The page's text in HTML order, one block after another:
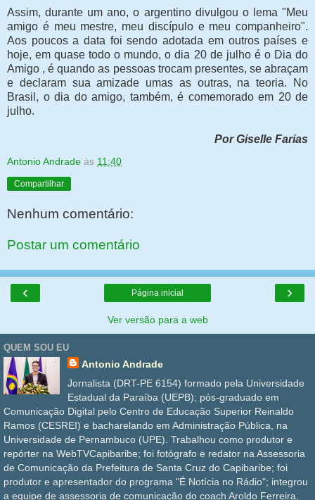
Assim, durante um ano, o argentino divulgou o lema "Meu
amigo é meu mestre, meu discípulo e meu companheiro".
Aos poucos a data foi sendo adotada em outros países e
hoje, em quase todo o mundo, o dia 20 de julho é o Dia do
Amigo , é quando as pessoas trocam presentes, se abraçam
e declaram sua amizade umas as outras, na teoria. No
Brasil, o dia do amigo, também, é comemorado em 20 de
julho.
Por Giselle Farias
Antonio Andrade às 11:40
Compartilhar
Nenhum comentário:
Postar um comentário
‹ ›
Página inicial
Ver versão para a web
QUEM SOU EU
Antonio Andrade
Jornalista (DRT-PE 6154) formado pela Universidade
Estadual da Paraíba (UEPB); pós-graduado em
Comunicação Digital pelo Centro de Educação Superior Reinaldo
Ramos (CESREI) e bacharelando em Administração Pública, na
Universidade de Pernambuco (UPE). Trabalhou como produtor e
repórter na WebTVCapibaribe; foi fotógrafo e redator na Assessoria
de Comunicação da Prefeitura de Santa Cruz do Capibaribe; foi
produtor e apresentador do programa "É Notícia no Rádio"; integrou
a equipe de assessoria de comunicação do coach Aroldo Ferreira,